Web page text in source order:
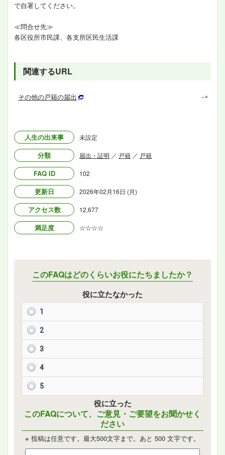
で自署してください。
≪問合せ先≫
各区役所市民課、各支所区民生活課
関連するURL
その他の戸籍の届出
人生の出来事 未設定
分類 届出・証明 ／ 戸籍 ／ 戸籍
FAQ ID 102
更新日 2026年02月16日 (月)
アクセス数 12,677
満足度 ☆☆☆☆
このFAQはどのくらいお役にたちましたか？
役に立たなかった
1
2
3
4
5
役に立った
このFAQについて、ご意見・ご要望をお聞かせく
ださい
※ 投稿は任意です。最大500文字まで。あと 500 文字です。